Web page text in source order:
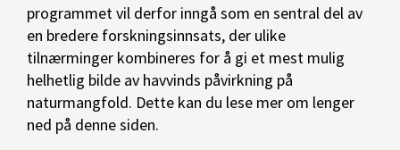
programmet vil derfor inngå som en sentral del av
en bredere forskningsinnsats, der ulike
tilnærminger kombineres for å gi et mest mulig
helhetlig bilde av havvinds påvirkning på
naturmangfold. Dette kan du lese mer om lenger
ned på denne siden.